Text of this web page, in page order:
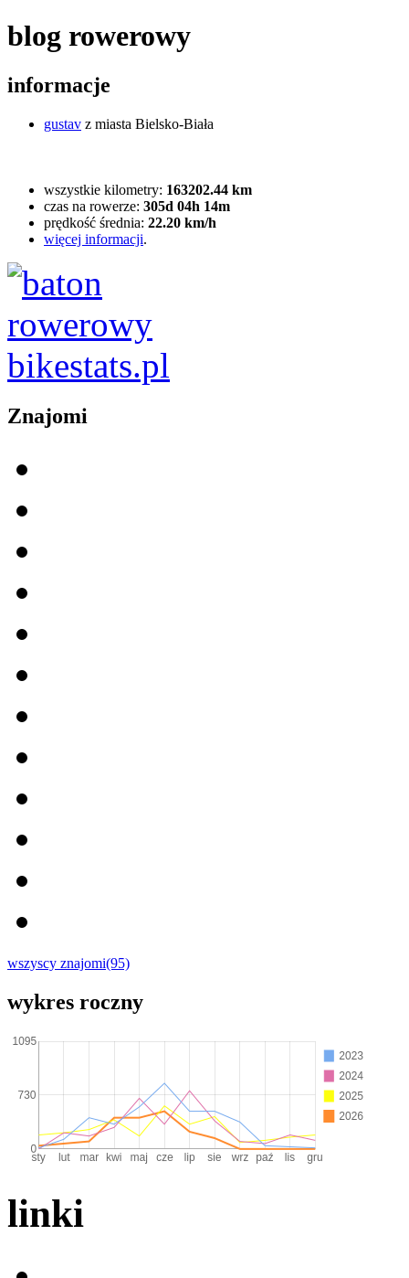
blog rowerowy
informacje
gustav z miasta Bielsko-Biała
wszystkie kilometry: 163202.44 km
czas na rowerze: 305d 04h 14m
prędkość średnia: 22.20 km/h
więcej informacji.
Znajomi
wszyscy znajomi(95)
wykres roczny
linki